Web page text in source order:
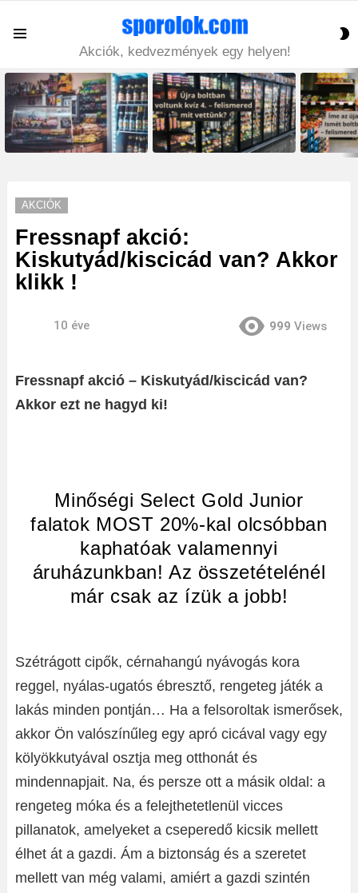
Akciók, kedvezmények egy helyen!
LATEST
STORIES
AKCIÓK
Fressnapf akció:
Kiskutyád/kiscicád van? Akkor
klikk !
10 éve 999 Views
Fressnapf akció – Kiskutyád/kiscicád van?
Akkor ezt ne hagyd ki!
Minőségi Select Gold Junior
falatok MOST 20%-kal olcsóbban
kaphatóak valamennyi
áruházunkban! Az összetételénél
már csak az ízük a jobb!
Szétrágott cipők, cérnahangú nyávogás kora
reggel, nyálas-ugatós ébresztő, rengeteg játék a
lakás minden pontján… Ha a felsoroltak ismerősek,
akkor Ön valószínűleg egy apró cicával vagy egy
kölyökkutyával osztja meg otthonát és
mindennapjait. Na, és persze ott a másik oldal: a
rengeteg móka és a felejthetetlenül vicces
pillanatok, amelyeket a cseperedő kicsik mellett
élhet át a gazdi. Ám a biztonság és a szeretet
mellett van még valami, amiért a gazdi szintén